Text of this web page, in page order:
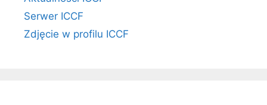
Serwer ICCF
Zdjęcie w profilu ICCF